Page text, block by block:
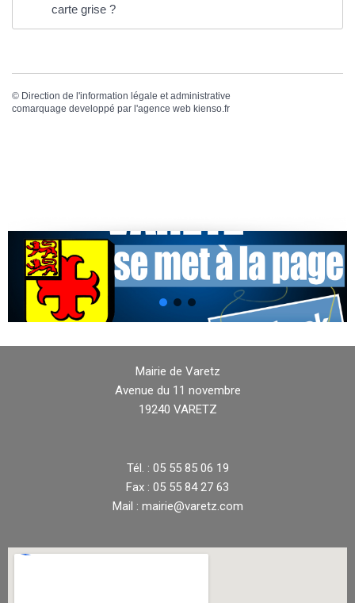
carte grise ?
© Direction de l'information légale et administrative
comarquage developpé par l'agence web kienso.fr
Mairie de Varetz
Avenue du 11 novembre
19240 VARETZ
Tél. : 05 55 85 06 19
Fax : 05 55 84 27 63
Mail : mairie@varetz.com